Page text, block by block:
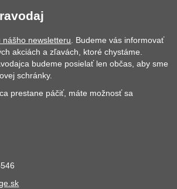
newsletteru. Budeme vás informovať
akciách a zľavách, ktoré chystáme.
budeme posielať len občas, aby sme
schránky.
prestane páčiť, máte možnosť sa